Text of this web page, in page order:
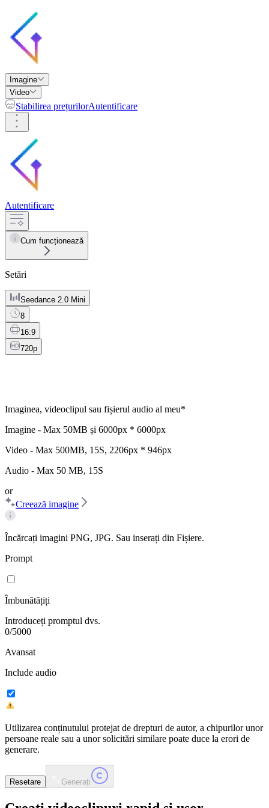
Imagine
Video
Stabilirea prețurilorAutentificare
Autentificare
Cum funcționează
Setări
Seedance 2.0 Mini
8
16:9
720p
Imaginea, videoclipul sau fișierul audio al meu*
Imagine - Max 50MB și 6000px * 6000px
Video - Max 500MB, 15S, 2206px * 946px
Audio - Max 50 MB, 15S
or
Creează imagine
Încărcați imagini PNG, JPG. Sau inserați din Fișiere.
Prompt
Îmbunătățiți
Introduceți promptul dvs.
0/5000
Avansat
Include audio
Utilizarea conținutului protejat de drepturi de autor, a chipurilor unor
persoane reale sau a unor solicitări similare poate duce la erori de
generare.
Resetare Generați